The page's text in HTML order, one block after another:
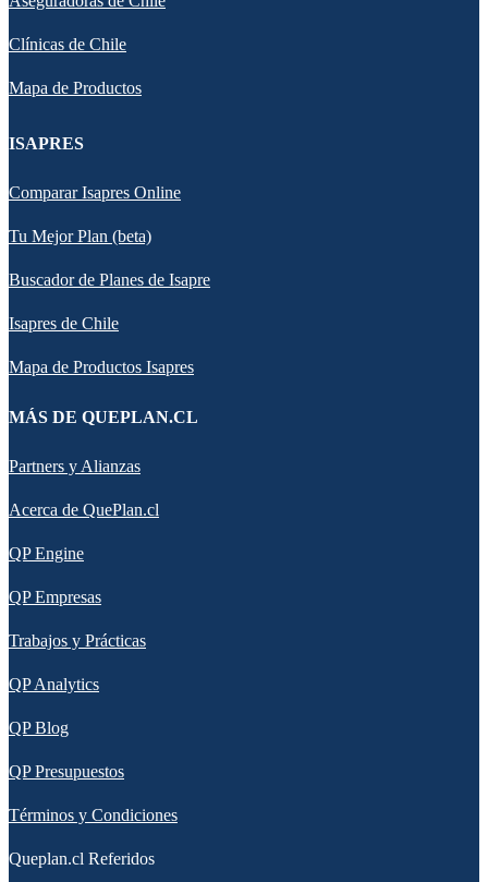
Clínicas de Chile
Mapa de Productos
ISAPRES
Comparar Isapres Online
Tu Mejor Plan (beta)
Buscador de Planes de Isapre
Isapres de Chile
Mapa de Productos Isapres
MÁS DE QUEPLAN.CL
Partners y Alianzas
Acerca de QuePlan.cl
QP Engine
QP Empresas
Trabajos y Prácticas
QP Analytics
QP Blog
QP Presupuestos
Términos y Condiciones
Queplan.cl Referidos